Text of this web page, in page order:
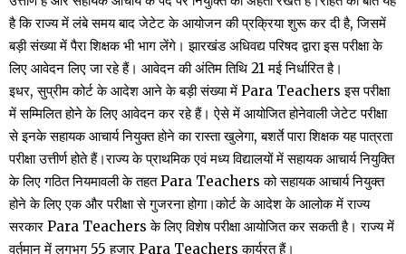
है कि राज्य में लंबे समय बाद जेटेट के आयोजन की प्रक्रिया शुरू कर दी है, जिसमें
बड़ी संख्या में पैरा शिक्षक भी भाग लेंगे। झारखंड अधिवद्य परिषद द्वारा इस परीक्षा के
लिए आवेदन लिए जा रहे हैं। आवेदन की अंतिम तिथि 21 मई निर्धारित है।
इधर, सुप्रीम कोर्ट के आदेश आने के बड़ी संख्या में Para Teachers इस परीक्षा
में सम्मिलित होने के लिए आवेदन कर रहे हैं। ऐसे में आयोजित होनेवाली जेटेट परीक्षा
से इनके सहायक आचार्य नियुक्त होने का रास्ता खुलेगा, बशर्ते पारा शिक्षक यह पात्रता
परीक्षा उत्तीर्ण होते हैं।राज्य के प्राथमिक एवं मध्य विद्यालयों में सहायक आचार्य नियुक्ति
के लिए गठित नियमावली के तहत Para Teachers को सहायक आचार्य नियुक्त
होने के लिए एक और परीक्षा से गुजरना होगा।कोर्ट के आदेश के आलोक में राज्य
सरकार Para Teachers के लिए विशेष परीक्षा आयोजित कर सकती है। राज्य में
वर्तमान में लगभग 55 हजार Para Teachers कार्यरत हैं।